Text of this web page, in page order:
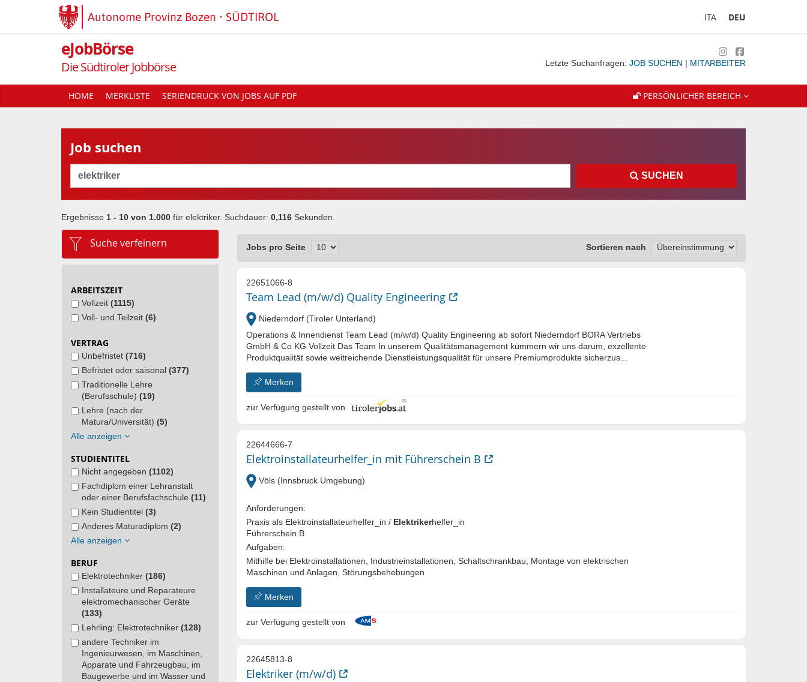
Autonome Provinz Bozen SÜDTIROL ITA DEU
eJobBörse
Die Südtiroler Jobbörse Letzte Suchanfragen: JOB SUCHEN | MITARBEITER
HOME MERKLISTE SERIENDRUCK VON JOBS AUF PDF PERSÖNLICHER BEREICH
Job suchen
SUCHEN
Ergebnisse 1 - 10 von 1.000 für elektriker. Suchdauer: 0,116 Sekunden.
Suche verfeinern
ARBEITSZEIT
Vollzeit (1115)
Voll- und Teilzeit (6)
VERTRAG
Unbefristet (716)
Befristet oder saisonal (377)
Traditionelle Lehre
(Berufsschule) (19)
Lehre (nach der
Matura/Universität) (5)
Alle anzeigen
STUDIENTITEL
Nicht angegeben (1102)
Fachdiplom einer Lehranstalt
oder einer Berufsfachschule (11)
Kein Studientitel (3)
Anderes Maturadiplom (2)
Alle anzeigen
BERUF
Elektrotechniker (186)
Installateure und Reparateure
elektromechanischer Geräte
(133)
Lehrling: Elektrotechniker (128)
andere Techniker im
Ingenieurwesen, im Maschinen,
Apparate und Fahrzeugbau, im
Baugewerbe und im Wasser und
Jobs pro Seite Sortieren nach
22651066-8
Team Lead (m/w/d) Quality Engineering
Niederndorf (Tiroler Unterland)
Operations & Innendienst Team Lead (m/w/d) Quality Engineering ab sofort Niederndorf BORA Vertriebs
GmbH & Co KG Vollzeit Das Team In unserem Qualitätsmanagement kümmern wir uns darum, exzellente
Produktqualität sowie weitreichende Dienstleistungsqualität für unsere Premiumprodukte sicherzus...
Merken
zur Verfügung gestellt von
22644666-7
Elektroinstallateurhelfer_in mit Führerschein B
Völs (Innsbruck Umgebung)
Anforderungen:
Praxis als Elektroinstallateurhelfer_in / Elektrikerhelfer_in
Führerschein B
Aufgaben:
Mithilfe bei Elektroinstallationen, Industrieinstallationen, Schaltschrankbau, Montage von elektrischen
Maschinen und Anlagen, Störungsbehebungen
Merken
zur Verfügung gestellt von
22645813-8
Elektriker (m/w/d)